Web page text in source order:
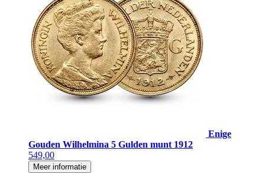
Enige
Gouden Wilhelmina 5 Gulden munt 1912
549,00
Meer informatie